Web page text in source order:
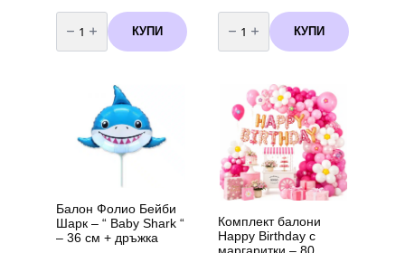
количество
за
Парти
салфетки
броя
вариант
КУПИ
количество
за
Свещи
за
дървени
клечки
см,
5
броя
КУПИ
Балон Фолио Бейби
Шарк – “ Baby Shark “
– 36 см + дръжка
Комплект балони
Happy Birthday с
маргаритки – 80